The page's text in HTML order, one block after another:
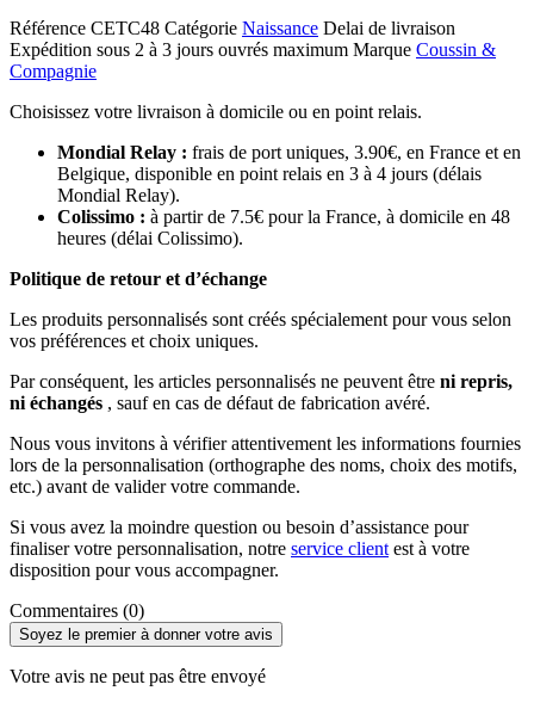
Référence CETC48 Catégorie Naissance Delai de livraison
Expédition sous 2 à 3 jours ouvrés maximum Marque Coussin &
Compagnie
Choisissez votre livraison à domicile ou en point relais.
Mondial Relay : frais de port uniques, 3.90€, en France et en
Belgique, disponible en point relais en 3 à 4 jours (délais
Mondial Relay).
Colissimo : à partir de 7.5€ pour la France, à domicile en 48
heures (délai Colissimo).
Politique de retour et d’échange
Les produits personnalisés sont créés spécialement pour vous selon
vos préférences et choix uniques.
Par conséquent, les articles personnalisés ne peuvent être ni repris,
ni échangés , sauf en cas de défaut de fabrication avéré.
Nous vous invitons à vérifier attentivement les informations fournies
lors de la personnalisation (orthographe des noms, choix des motifs,
etc.) avant de valider votre commande.
Si vous avez la moindre question ou besoin d’assistance pour
finaliser votre personnalisation, notre service client est à votre
disposition pour vous accompagner.
Commentaires (0)
Soyez le premier à donner votre avis
Votre avis ne peut pas être envoyé